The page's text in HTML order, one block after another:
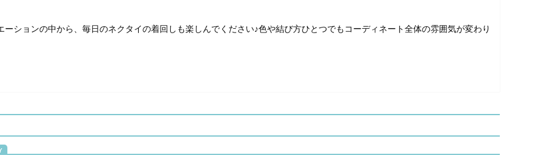
ーションの中から、毎日のネクタイの着回しも楽しんでください♪色や結び方ひとつでもコーディネート全体の雰囲気が変わり